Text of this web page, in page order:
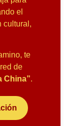
el
cultural,
te
de
China”.